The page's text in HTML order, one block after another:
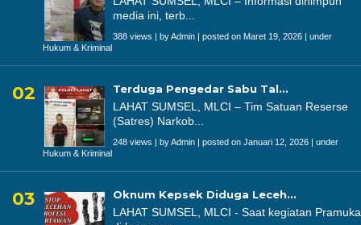
media ini, terb...
388 views | byAdmin | posted on Maret 19, 2026 | under
Hukum & Kriminal
Terduga Pengedar Sabu Tal...
LAHAT SUMSEL, MLCI – Tim Satuan Reserse
(Satres) Narkob...
248 views | byAdmin | posted on Januari 12, 2026 | under
Hukum & Kriminal
Oknum Kepsek Diduga Leceh...
LAHAT SUMSEL, MLCI - Saat kegiatan Pramuka